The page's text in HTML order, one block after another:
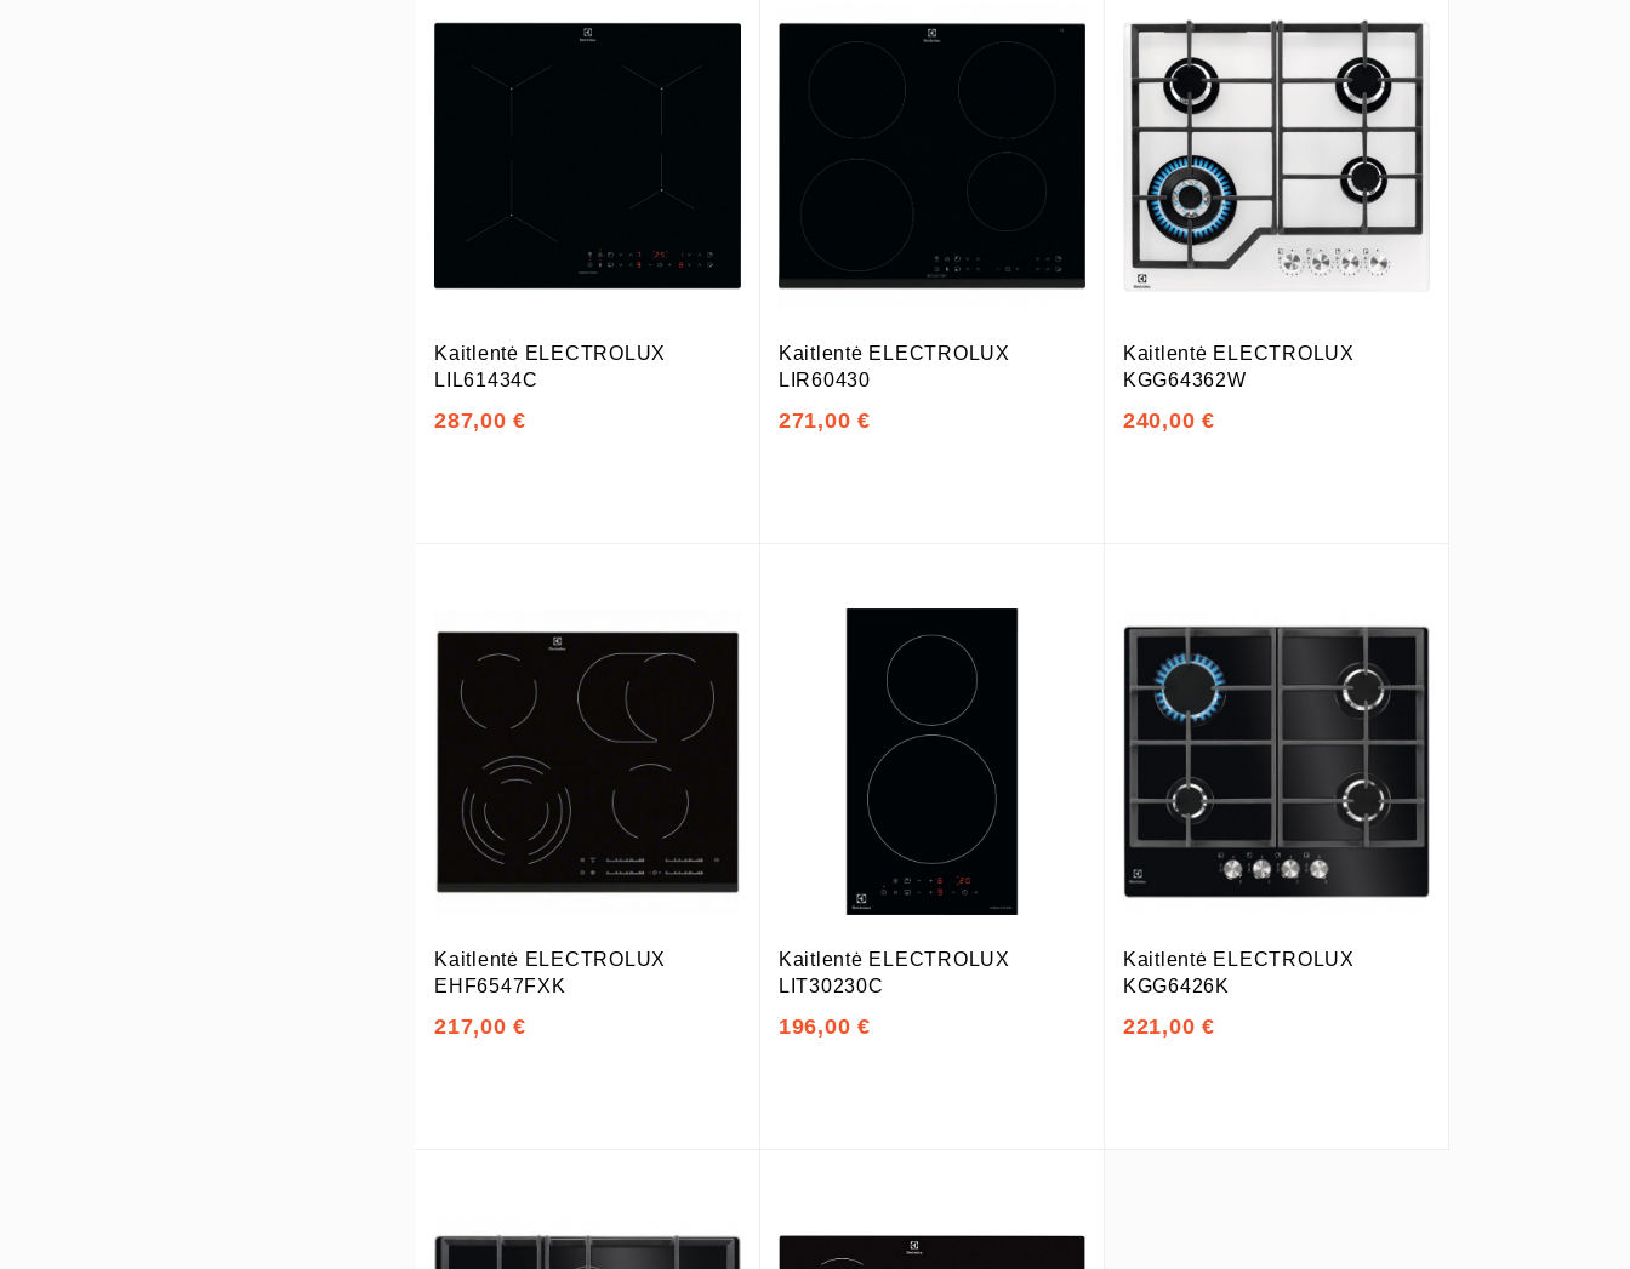
Kaitlentė ELECTROLUX
LIL61434C
287,00 €
Kaitlentė ELECTROLUX
LIR60430
271,00 €
Kaitlentė ELECTROLUX
KGG64362W
240,00 €
Kaitlentė ELECTROLUX
EHF6547FXK
217,00 €
Kaitlentė ELECTROLUX
LIT30230C
196,00 €
Kaitlentė ELECTROLUX
KGG6426K
221,00 €